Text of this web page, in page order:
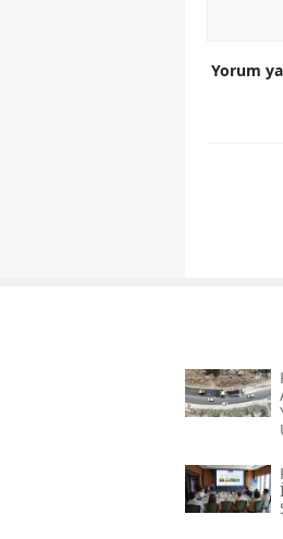
Yorum